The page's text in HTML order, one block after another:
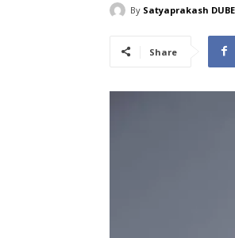
By Satyaprakash
Share